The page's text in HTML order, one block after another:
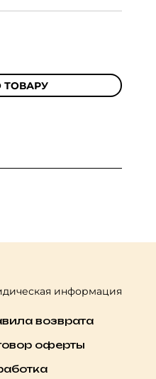
ТОВАРУ
информация
возврата
оферты